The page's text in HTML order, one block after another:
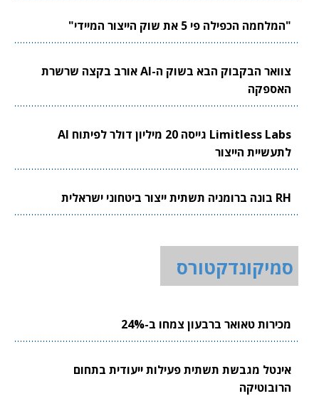
"המלחמה הכפילה פי 5 את שוק הייצור המיידי"
צוואר הבקבוק הבא בשוק ה-AI אורב בקצה שרשרת
האספקה
Limitless Labs גייסה 20 מיליון דולר לפיתוח AI
לתעשיית הייצור
RH בונה ברומניה תשתית ייצור ביטחוני ישראלית
סמיקונדקטורס
מכירות טאואר ברבעון צמחו ב-24%
אינטל מגבשת תשתית פעילות ייעודית בתחום
הרובוטיקה